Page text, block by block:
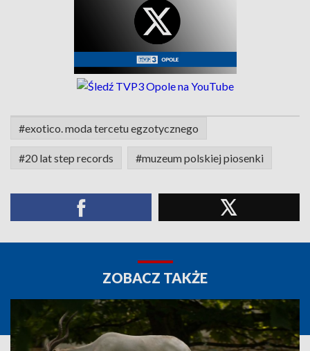
#exotico. moda tercetu egzotycznego
#20 lat step records #muzeum polskiej piosenki
ZOBACZ TAKŻE